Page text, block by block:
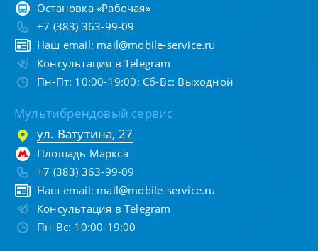
Остановка «Рабочая»
+7 (383) 363-99-09
Наш email: mail@mobile-service.ru
Консультация в Telegram
Пн-Пт: 10:00-19:00; Сб-Вс: Выходной
Мультибрендовый сервис
ул. Ватутина, 27
Площадь Маркса
+7 (383) 363-99-09
Наш email: mail@mobile-service.ru
Консультация в Telegram
Пн-Вс: 10:00-19:00